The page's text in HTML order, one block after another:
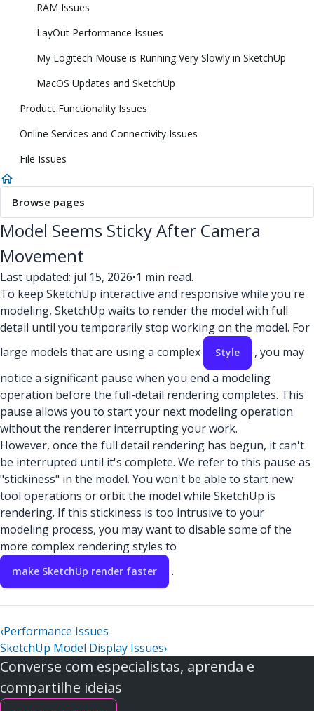
RAM Issues
LayOut Performance Issues
My Logitech Mouse is Running Very Slowly in SketchUp
MacOS Updates and SketchUp
Product Functionality Issues
Online Services and Connectivity Issues
File Issues
Browse pages
Model Seems Sticky After Camera
Movement
Last updated: jul 15, 2026•1 min read.
To keep SketchUp interactive and responsive while you're
modeling, SketchUp waits to render the model with full
detail until you temporarily stop working on the model. For
large models that are using a complex
Style
, you may
notice a significant pause when you end a modeling
operation before the full-detail rendering completes. This
pause allows you to start your next modeling operation
without the renderer interrupting your work.
However, once the full detail rendering has begun, it can't
be interrupted until it's complete. We refer to this pause as
"stickiness" in the model. You won't be able to start new
tool operations or orbit the model while SketchUp is
rendering. If this stickiness is too intrusive to your
modeling process, you may want to disable some of the
more complex rendering styles to
make SketchUp render faster .
‹Performance Issues
SketchUp Model Display Issues›
Converse com especialistas, aprenda e
compartilhe ideias